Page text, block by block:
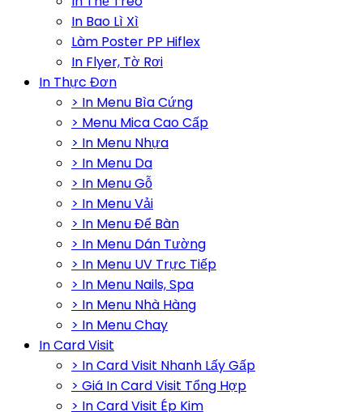
In Bao Lì Xì
Làm Poster PP Hiflex
In Flyer, Tờ Rơi
In Thực Đơn
> In Menu Bìa Cứng
> Menu Mica Cao Cấp
> In Menu Nhựa
> In Menu Da
> In Menu Gỗ
> In Menu Vải
> In Menu Để Bàn
> In Menu Dán Tường
> In Menu UV Trực Tiếp
> In Menu Nails, Spa
> In Menu Nhà Hàng
> In Menu Chay
In Card Visit
> In Card Visit Nhanh Lấy Gấp
> Giá In Card Visit Tổng Hợp
> In Card Visit Ép Kim